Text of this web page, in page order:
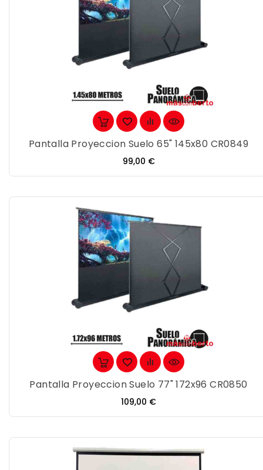
Pantalla Proyeccion Suelo 65" 145x80 CR0849
Precio
99,00 €
Pantalla Proyeccion Suelo 77" 172x96 CR0850
Precio
109,00 €